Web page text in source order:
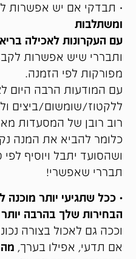
• תבדקי אם יש אפשרות ל
ומשתלבות
עם העקרונות לאכילה
ותבררי שיש אפשרות
מפורקות לפי הזמנה.
עם המודעות הרבה היום
ללקטוז/שומשום/ביצים
רוב רובן של המסעדות
כלומר להביא את המנה
ושהסועד יתבל ויוסיף לפי
תבררי שאפשרי!
• ככל שתגיעי יותר
הבחירות שלך בהרבה
וככה גם לאכול בצורה
אם תדעי, אפילו בערך,